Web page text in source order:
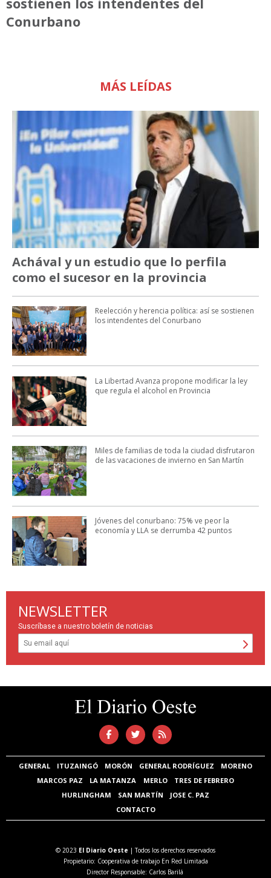
Conurbano
MÁS LEÍDAS
Achával y un estudio que lo perfila
como el sucesor en la provincia
Reelección y herencia política: así se sostienen
los intendentes del Conurbano
La Libertad Avanza propone modificar la ley
que regula el alcohol en Provincia
Miles de familias de toda la ciudad disfrutaron
de las vacaciones de invierno en San Martín
Jóvenes del conurbano: 75% ve peor la
economía y LLA se derrumba 42 puntos
NEWSLETTER
Suscríbase a nuestro boletín de noticias
GENERAL ITUZAINGÓ MORÓN GENERAL RODRÍGUEZ
MORENO
MARCOS PAZ
LA MATANZA MERLO
TRES DE FEBRERO
HURLINGHAM
SAN MARTÍN
JOSE C. PAZ
CONTACTO
© 2023 El Diario Oeste | Todos los derechos reservados
Propietario: Cooperativa de trabajo En Red Limitada
Director Responsable: Carlos Barilá